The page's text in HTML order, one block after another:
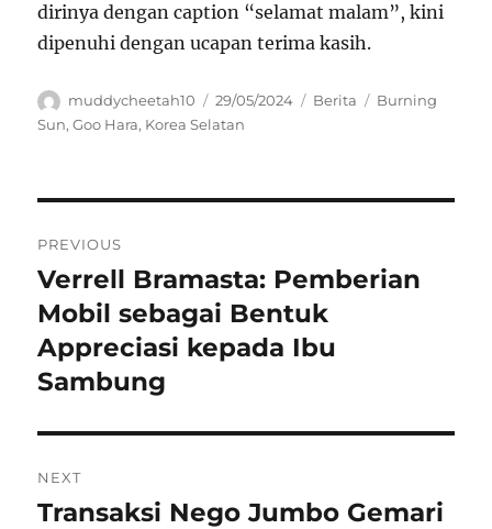
dirinya dengan caption “selamat malam”, kini
dipenuhi dengan ucapan terima kasih.
Author
muddycheetah10
Posted
on
29/05/2024 Categories
Berita Tags
Burning
Sun,Goo Hara, Korea Selatan
pos
PREVIOUS
Previous
post:
Verrell Bramasta: Pemberian
Mobil sebagai Bentuk
Appreciasi kepada Ibu
Sambung
NEXT
Next
Transaksi Nego Jumbo Gemari